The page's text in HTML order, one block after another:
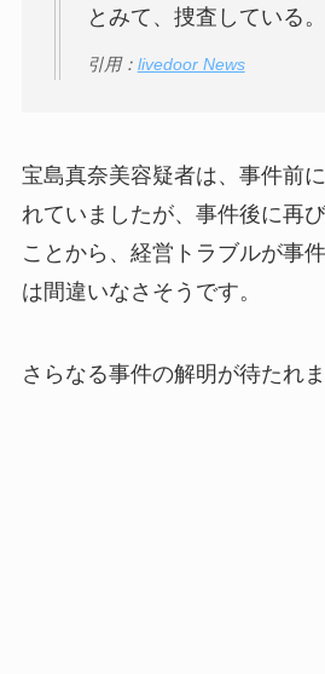
とみて、捜査している。
引用： livedoor News
宝島真奈美容疑者は、事件前
れていましたが、事件後に再
ことから、経営トラブルが事
は間違いなさそうです。
さらなる事件の解明が待たれま